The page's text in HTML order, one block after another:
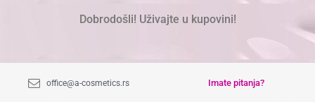
Dobrodošli! Uživajte u kupovini!
office@a-cosmetics.rs Imate pitanja?